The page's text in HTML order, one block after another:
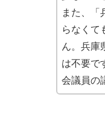
また、「
らなくて
ん。兵庫
は不要で
会議員の